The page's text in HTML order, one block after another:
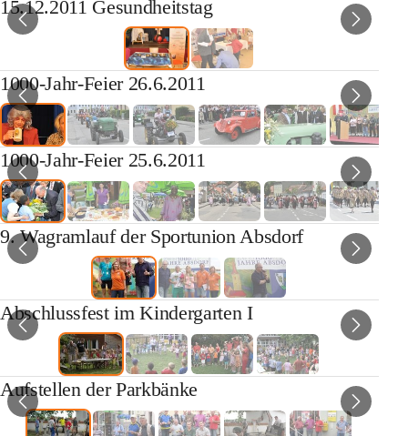
15.12.2011 Gesundheitstag
1000-Jahr-Feier 26.6.2011
1000-Jahr-Feier 25.6.2011
9. Wagramlauf der Sportunion Absdorf
Abschlussfest im Kindergarten I
Aufstellen der Parkbänke